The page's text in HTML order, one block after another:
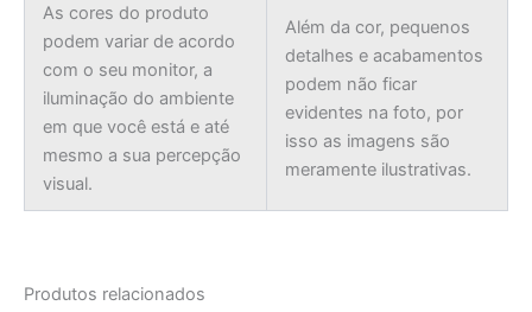
As cores do produto
podem variar de acordo
com o seu monitor, a
iluminação do ambiente
em que você está e até
mesmo a sua percepção
visual.
Além da cor, pequenos
detalhes e acabamentos
podem não ficar
evidentes na foto, por
isso as imagens são
meramente ilustrativas.
Produtos relacionados